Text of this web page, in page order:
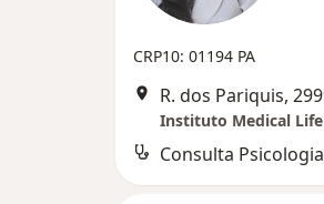
CRP10: 01194 PA
Instituto Medical Life
Consulta Psicologia